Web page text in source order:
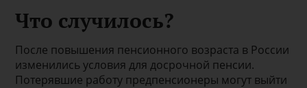
Что случилось?
После повышения пенсионного возраста в России
изменились условия для досрочной пенсии.
Потерявшие работу предпенсионеры могут выйти